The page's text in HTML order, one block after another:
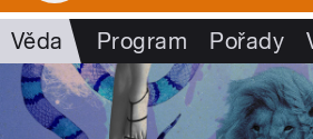
Věda Program Pořady